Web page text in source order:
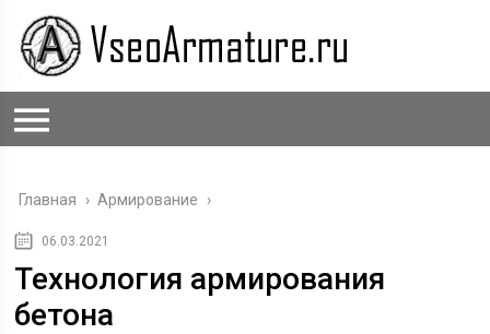
Главная › Армирование ›
06.03.2021
Технология армирования
бетона